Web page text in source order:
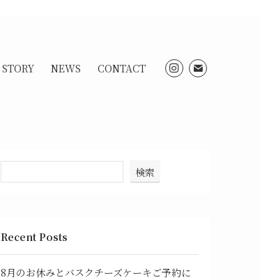
STORY NEWS CONTACT
検索
Recent Posts
8月のお休みとバスクチーズケーキご予約に